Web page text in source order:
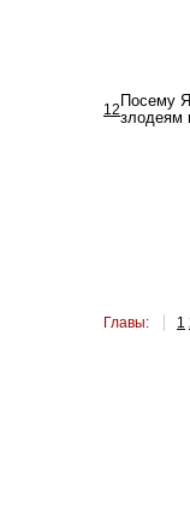
12 Посему
злодеям
Главы: 1